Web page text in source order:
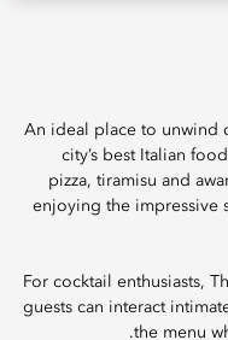
An ideal place to unwind
city’s best Italian
pizza, tiramisu and
enjoying the impressive
For cocktail enthusiasts,
guests can interact
the menu